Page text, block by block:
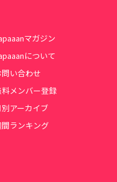
マガジン
について
問い合わせ
料メンバー登録
別アーカイブ
間ランキング